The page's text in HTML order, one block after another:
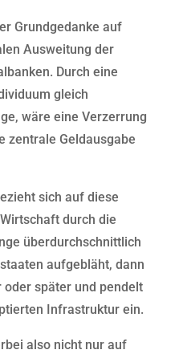
Grundgedanke auf
Ausweitung der
Durch eine
gleich
wäre eine Verzerrung
zentrale Geldausgabe
sich auf diese
durch die
überdurchschnittlich
aufgebläht, dann
später und pendelt
Infrastruktur ein.
also nicht nur auf